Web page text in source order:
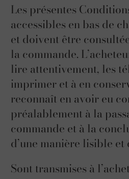
Les présentes
accessibles en bas de
et doivent être
la commande.
lire attentivement, les
imprimer et à en
reconnaît en avoir eu
préalablement à la
commande et à la
d’une manière lisible
Sont transmises à